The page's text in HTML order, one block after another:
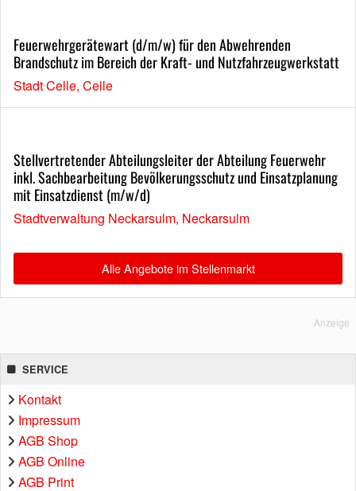
Feuerwehrgerätewart (d/m/w) für den Abwehrenden
Brandschutz im Bereich der Kraft- und Nutzfahrzeugwerkstatt
Stadt Celle, Celle
Stellvertretender Abteilungsleiter der Abteilung Feuerwehr
inkl. Sachbearbeitung Bevölkerungsschutz und Einsatzplanung
mit Einsatzdienst (m/w/d)
Stadtverwaltung Neckarsulm, Neckarsulm
Alle Angebote im Stellenmarkt
Anzeige
SERVICE
Kontakt
Impressum
AGB Shop
AGB Online
AGB Print